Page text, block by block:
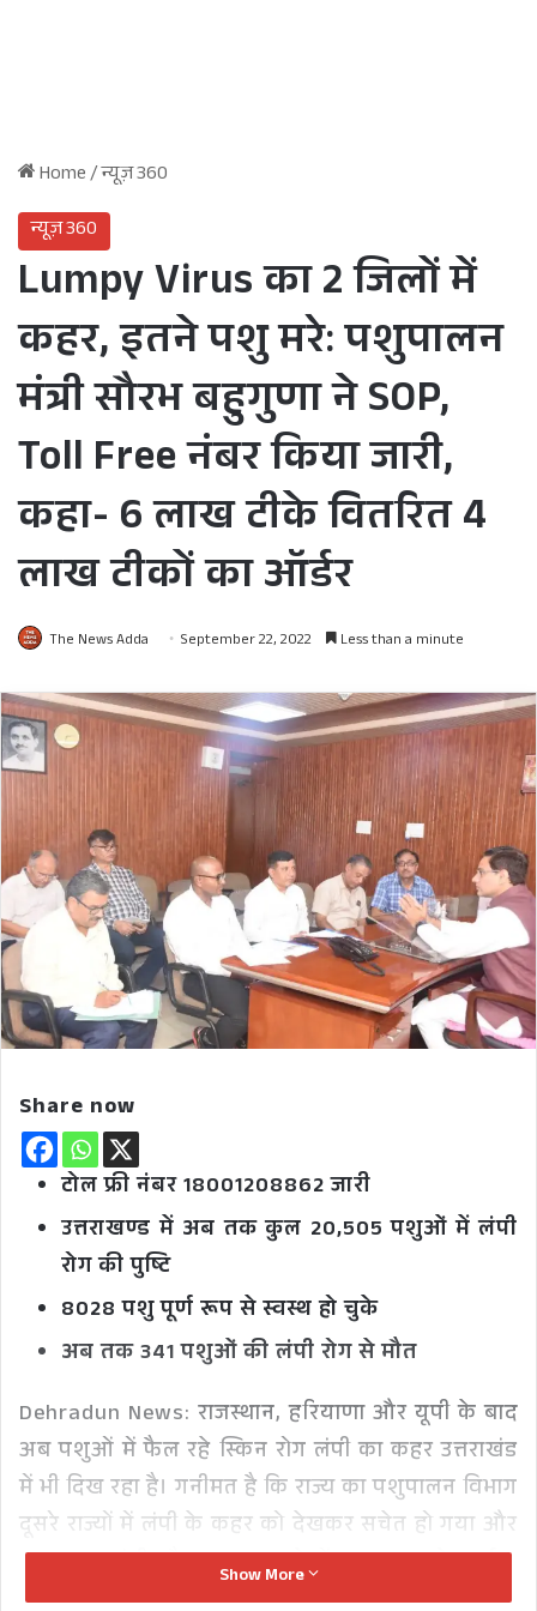
Home/न्यूज़ 360
न्यूज़ 360
Lumpy Virus का 2 जिलों में
कहर, इतने पशु मरे: पशुपालन
मंत्री सौरभ बहुगुणा ने SOP,
Toll Free नंबर किया जारी,
कहा- 6 लाख टीके वितरित 4
लाख टीकों का ऑर्डर
The News Adda September 22, 2022 Less than a minute
Share now
टोल फ्री नंबर 18001208862 जारी
उत्तराखण्ड में अब तक कुल 20,505 पशुओं में लंपी
रोग की पुष्टि
8028 पशु पूर्ण रूप से स्वस्थ हो चुके
अब तक 341 पशुओं की लंपी रोग से मौत
Dehradun News: राजस्थान, हरियाणा और यूपी के बाद
अब पशुओं में फैल रहे स्किन रोग लंपी का कहर उत्तराखंड
में भी दिख रहा है। गनीमत है कि राज्य का पशुपालन विभाग
दूसरे राज्यों में लंपी के कहर को देखकर सचेत हो गया और
पशुपालन मंत्री सौरभ बहुगुणा ने केंद्र सरकार से पर्याप्त
संख्या में टीके मांग लिए जिससे समय रहते करीब छह लाख
Show More